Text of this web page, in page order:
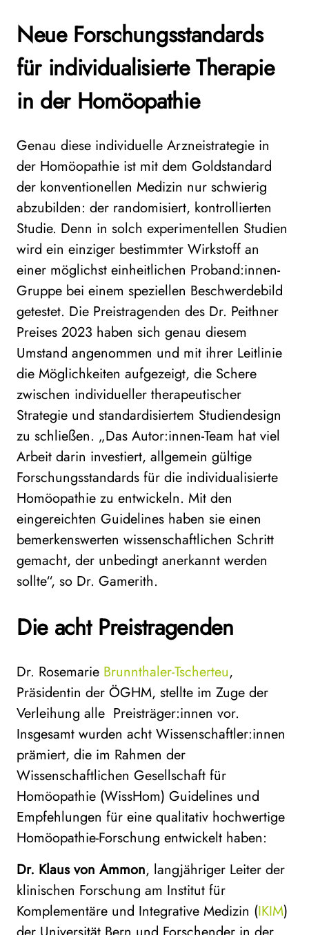
Neue Forschungsstandards
für individualisierte Therapie
in der Homöopathie
Genau diese individuelle Arzneistrategie in
der Homöopathie ist mit dem Goldstandard
der konventionellen Medizin nur schwierig
abzubilden: der randomisiert, kontrollierten
Studie. Denn in solch experimentellen Studien
wird ein einziger bestimmter Wirkstoff an
einer möglichst einheitlichen Proband:innen-
Gruppe bei einem speziellen Beschwerdebild
getestet. Die Preistragenden des Dr. Peithner
Preises 2023 haben sich genau diesem
Umstand angenommen und mit ihrer Leitlinie
die Möglichkeiten aufgezeigt, die Schere
zwischen individueller therapeutischer
Strategie und standardisiertem Studiendesign
zu schließen. „Das Autor:innen-Team hat viel
Arbeit darin investiert, allgemein gültige
Forschungsstandards für die individualisierte
Homöopathie zu entwickeln. Mit den
eingereichten Guidelines haben sie einen
bemerkenswerten wissenschaftlichen Schritt
gemacht, der unbedingt anerkannt werden
sollte“, so Dr. Gamerith.
Die acht Preistragenden
Dr. Rosemarie Brunnthaler-Tscherteu,
Präsidentin der ÖGHM, stellte im Zuge der
Verleihung alle Preisträger:innen vor.
Insgesamt wurden acht Wissenschaftler:innen
prämiert, die im Rahmen der
Wissenschaftlichen Gesellschaft für
Homöopathie (WissHom) Guidelines und
Empfehlungen für eine qualitativ hochwertige
Homöopathie-Forschung entwickelt haben:
Dr. Klaus von Ammon, langjähriger Leiter der
klinischen Forschung am Institut für
Komplementäre und Integrative Medizin (IKIM)